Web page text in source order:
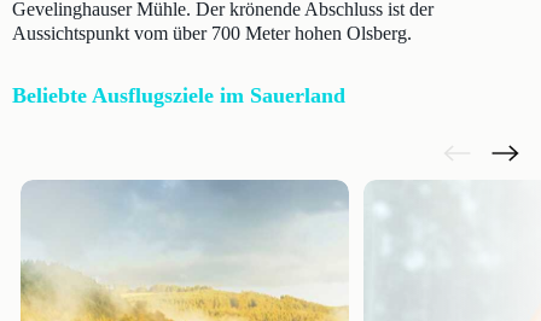
Gevelinghauser Mühle. Der krönende Abschluss ist der
Aussichtspunkt vom über 700 Meter hohen Olsberg.
Beliebte Ausflugsziele im Sauerland